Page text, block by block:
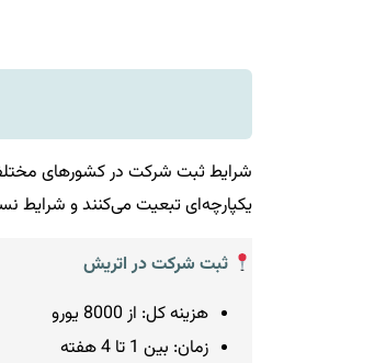
شرایط ثبت شرکت در کشورهای مختلف
یکپارچه‌ای تبعیت می‌کنند و شرایط
ثبت شرکت در اتریش
هزینه کل: از 8000 یورو
زمان: بین 1 تا 4 هفته